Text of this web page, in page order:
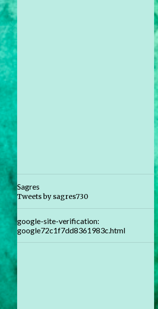
Sagres
Tweets by sagres730
google-site-verification:
google72c1f7dd8361983c.html